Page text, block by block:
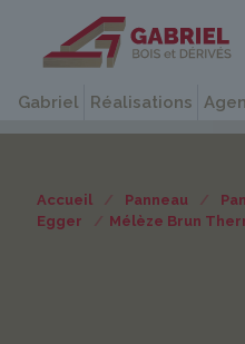
Gabriel Réalisations
Accueil / Panneau /
Egger
/ Mélèze Brun